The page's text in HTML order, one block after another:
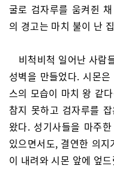
굴로 검자루를 움켜쥔
의 경고는 마치 불이 난
비척비척 일어난 사람
성벽을 만들었다. 시몬
스의 모습이 마치 왕 같
참지 못하고 검자루를
왔다. 성기사들을 마주
있으면서도, 결연한 의
이 내려와 시몬 앞에 엎